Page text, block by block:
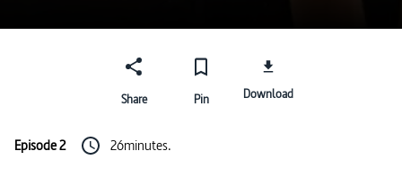
Share Pin Download
Episode 2 26minutes.